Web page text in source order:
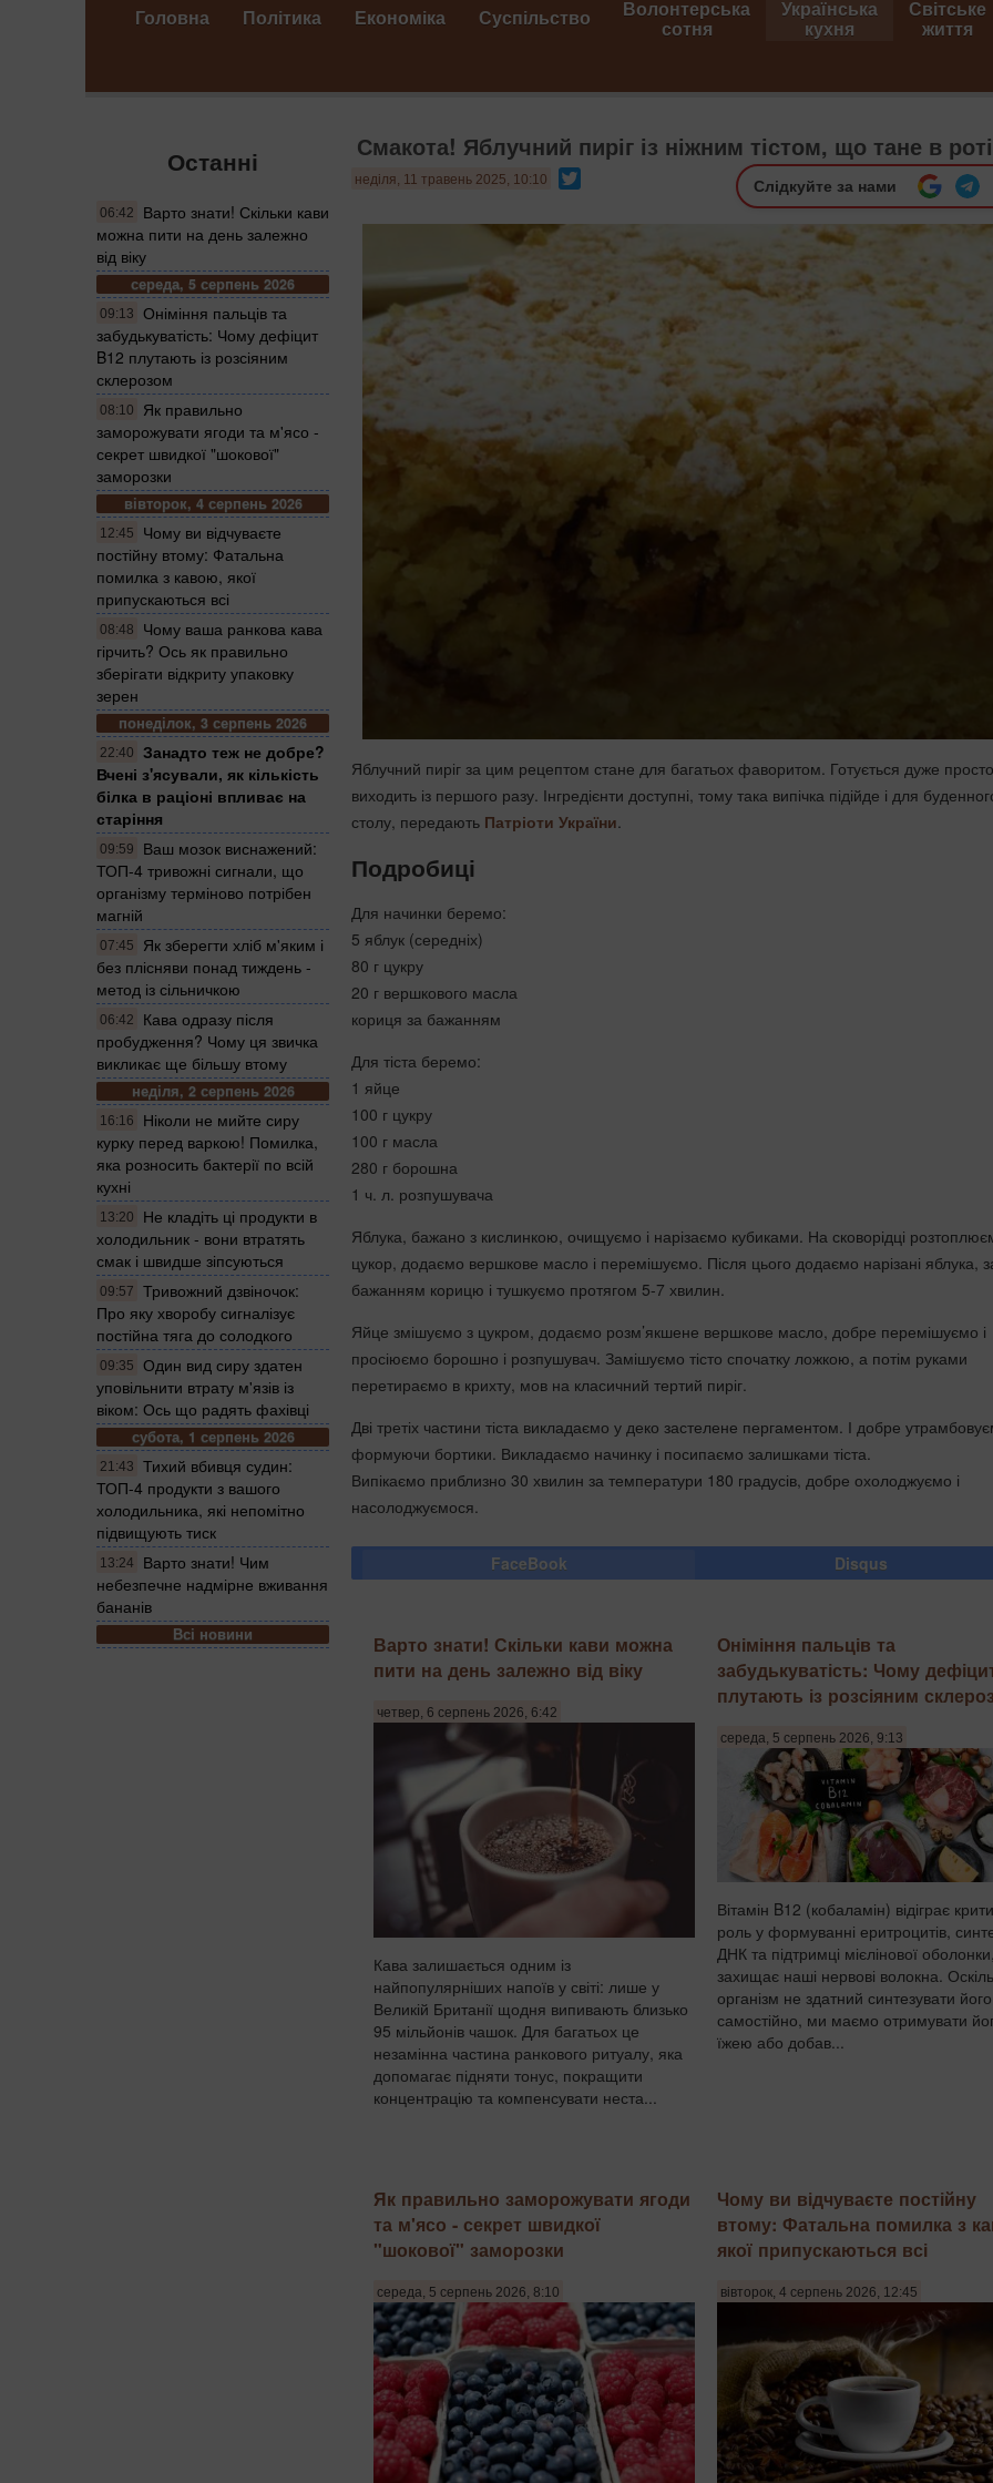
Головна Політика Економіка Суспільство Волонтерська
сотня
Українська
кухня
Світське
життя
Останні
06:42
Варто знати! Скільки кави
можна пити на день залежно
від віку
середа, 5 серпень 2026
09:13
Оніміння пальців та
забудькуватість: Чому дефіцит
B12 плутають із розсіяним
склерозом
08:10
Як правильно
заморожувати ягоди та м'ясо -
секрет швидкої "шокової"
заморозки
вівторок, 4 серпень 2026
12:45
Чому ви відчуваєте
постійну втому: Фатальна
помилка з кавою, якої
припускаються всі
08:48
Чому ваша ранкова кава
гірчить? Ось як правильно
зберігати відкриту упаковку
зерен
понеділок, 3 серпень 2026
22:40
Занадто теж не добре?
Вчені з'ясували, як кількість
білка в раціоні впливає на
старіння
09:59
Ваш мозок виснажений:
ТОП-4 тривожні сигнали, що
організму терміново потрібен
магній
07:45
Як зберегти хліб м'яким і
без плісняви понад тиждень -
метод із сільничкою
06:42
Кава одразу після
пробудження? Чому ця звичка
викликає ще більшу втому
неділя, 2 серпень 2026
16:16
Ніколи не мийте сиру
курку перед варкою! Помилка,
яка розносить бактерії по всій
кухні
13:20
Не кладіть ці продукти в
холодильник - вони втратять
смак і швидше зіпсуються
09:57
Тривожний дзвіночок:
Про яку хворобу сигналізує
постійна тяга до солодкого
09:35
Один вид сиру здатен
уповільнити втрату м'язів із
віком: Ось що радять фахівці
субота, 1 серпень 2026
21:43
Тихий вбивця судин:
ТОП-4 продукти з вашого
холодильника, які непомітно
підвищують тиск
13:24
Варто знати! Чим
небезпечне надмірне вживання
бананів
Всі новини
Смакота! Яблучний пиріг із ніжним тістом, що тане в роті
неділя, 11 травень 2025, 10:10 Слідкуйте за нами
Яблучний пиріг за цим рецептом стане для багатьох фаворитом. Готується дуже
виходить із першого разу. Інгредієнти доступні, тому така випічка підійде і для
столу, передають Патріоти України
Подробиці
Для начинки беремо:
5 яблук (середніх)
80 г цукру
20 г вершкового масла
кориця за бажанням
Для тіста беремо:
1 яйце
100 г цукру
100 г масла
280 г борошна
1 ч. л. розпушувача
Яблука, бажано з кислинкою, очищуємо і нарізаємо кубиками. На сковорідці
цукор, додаємо вершкове масло і перемішуємо. Після цього додаємо нарізані яблука,
бажанням корицю і тушкуємо протягом 5-7 хвилин.
Яйце змішуємо з цукром, додаємо розм’якшене вершкове масло, добре перемішуємо і
просіюємо борошно і розпушувач. Замішуємо тісто спочатку ложкою, а потім руками
перетираємо в крихту, мов на класичний тертий пиріг.
Дві третіх частини тіста викладаємо у деко застелене пергаментом. І добре
формуючи бортики. Викладаємо начинку і посипаємо залишками тіста.
Випікаємо приблизно 30 хвилин за температури 180 градусів, добре охолоджуємо і
насолоджуємося.
FaceBook Disqus
Варто знати! Скільки кави можна
пити на день залежно від віку
четвер, 6 серпень 2026, 6:42
Кава залишається одним із
найпопулярніших напоїв у світі: лише у
Великій Британії щодня випивають близько
95 мільйонів чашок. Для багатьох це
незамінна частина ранкового ритуалу, яка
допомагає підняти тонус, покращити
концентрацію та компенсувати неста...
Оніміння пальців та
забудькуватість: Чому
плутають із розсіяним
середа, 5 серпень 2026, 9:13
Вітамін B12 (кобаламін) відіграє
роль у формуванні еритроцитів,
ДНК та підтримці мієлінової
захищає наші нервові волокна.
організм не здатний синтезувати його
самостійно, ми маємо отримувати
їжею або добав...
Як правильно заморожувати ягоди
та м'ясо - секрет швидкої
"шокової" заморозки
середа, 5 серпень 2026, 8:10
Чому ви відчуваєте постійну
втому: Фатальна помилка з
якої припускаються всі
вівторок, 4 серпень 2026, 12:45